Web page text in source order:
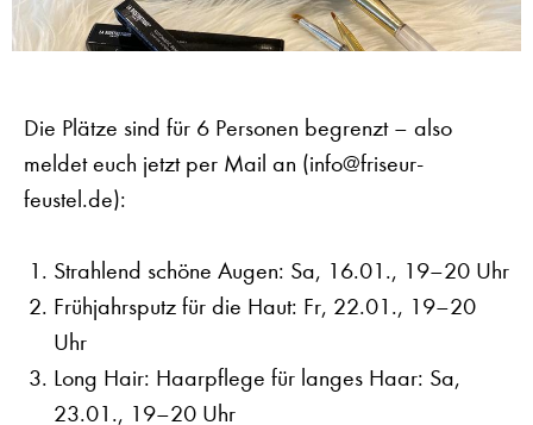
Die Plätze sind für 6 Personen begrenzt – also
meldet euch jetzt per Mail an (info@friseur-
feustel.de):
Strahlend schöne Augen: Sa, 16.01., 19–20 Uhr
Frühjahrsputz für die Haut: Fr, 22.01., 19–20
Uhr
Long Hair: Haarpflege für langes Haar: Sa,
23.01., 19–20 Uhr